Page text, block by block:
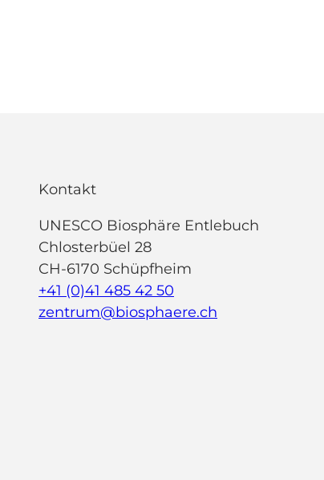
Kontakt
UNESCO Biosphäre Entlebuch
Chlosterbüel 28
CH-6170 Schüpfheim
+41 (0)41 485 42 50
zentrum@biosphaere.ch